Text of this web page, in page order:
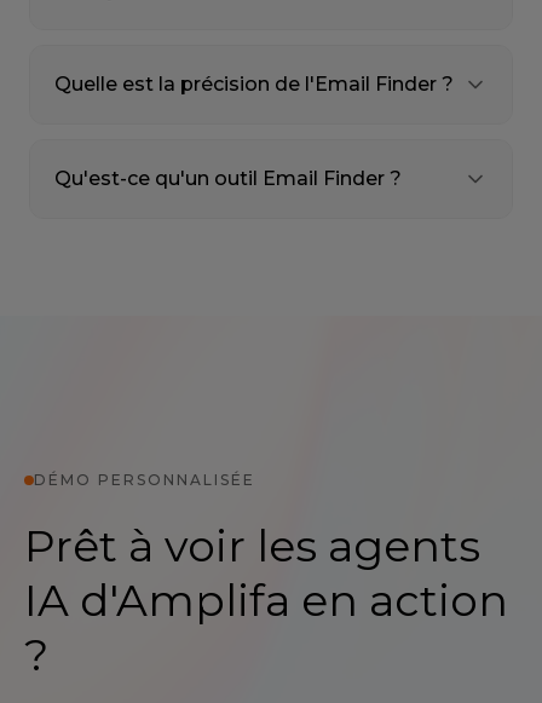
Quelle est la précision de l'Email Finder ?
Qu'est-ce qu'un outil Email Finder ?
DÉMO PERSONNALISÉE
Prêt à voir les agents
IA d'Amplifa en action
?